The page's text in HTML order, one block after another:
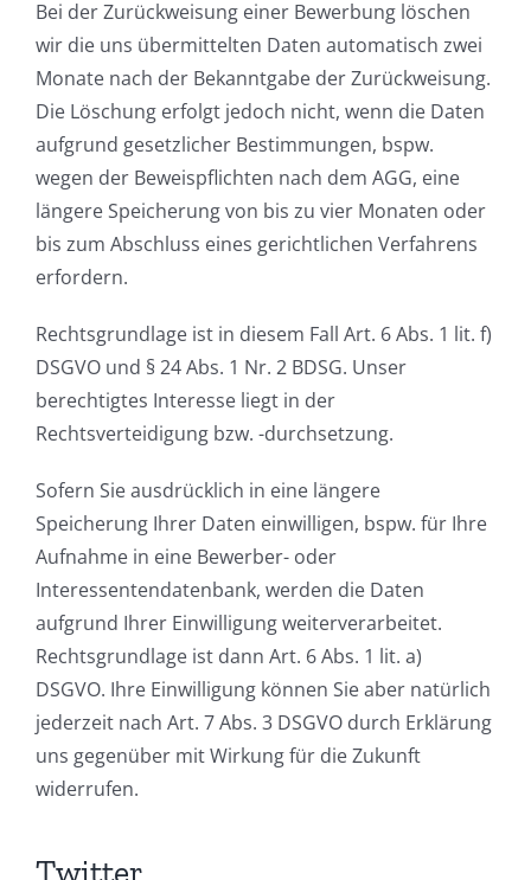
Bei der Zurückweisung einer Bewerbung löschen
wir die uns übermittelten Daten automatisch zwei
Monate nach der Bekanntgabe der Zurückweisung.
Die Löschung erfolgt jedoch nicht, wenn die Daten
aufgrund gesetzlicher Bestimmungen, bspw.
wegen der Beweispflichten nach dem AGG, eine
längere Speicherung von bis zu vier Monaten oder
bis zum Abschluss eines gerichtlichen Verfahrens
erfordern.
Rechtsgrundlage ist in diesem Fall Art. 6 Abs. 1 lit. f)
DSGVO und § 24 Abs. 1 Nr. 2 BDSG. Unser
berechtigtes Interesse liegt in der
Rechtsverteidigung bzw. -durchsetzung.
Sofern Sie ausdrücklich in eine längere
Speicherung Ihrer Daten einwilligen, bspw. für Ihre
Aufnahme in eine Bewerber- oder
Interessentendatenbank, werden die Daten
aufgrund Ihrer Einwilligung weiterverarbeitet.
Rechtsgrundlage ist dann Art. 6 Abs. 1 lit. a)
DSGVO. Ihre Einwilligung können Sie aber natürlich
jederzeit nach Art. 7 Abs. 3 DSGVO durch Erklärung
uns gegenüber mit Wirkung für die Zukunft
widerrufen.
Twitter